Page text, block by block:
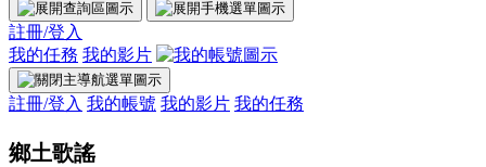
註冊/登入
我的任務 我的影片
註冊/登入 我的帳號 我的影片 我的任務
鄉土歌謠